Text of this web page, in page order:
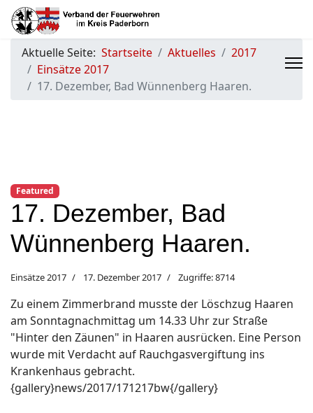
Aktuelle Seite: Startseite Aktuelles
2017
Einsätze 2017
17. Dezember, Bad Wünnenberg Haaren.
Featured
17. Dezember, Bad
Wünnenberg Haaren.
Einsätze 2017 17. Dezember 2017 Zugriffe: 8714
Zu einem Zimmerbrand musste der Löschzug Haaren
am Sonntagnachmittag um 14.33 Uhr zur Straße
"Hinter den Zäunen" in Haaren ausrücken. Eine Person
wurde mit Verdacht auf Rauchgasvergiftung ins
Krankenhaus gebracht.
{gallery}news/2017/171217bw{/gallery}